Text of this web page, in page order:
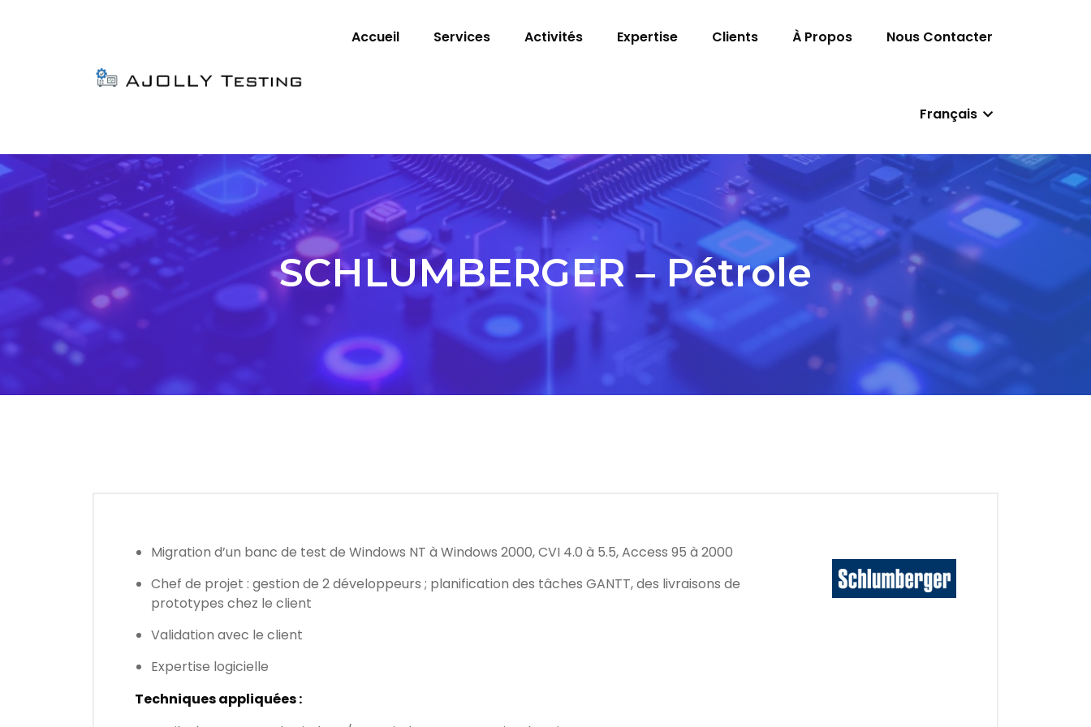
Accueil Services Activités Expertise Clients À Propos Nous Contacter
Français
SCHLUMBERGER – Pétrole
Migration d’un banc de test de Windows NT à Windows 2000, CVI 4.0 à 5.5, Access 95 à 2000
Chef de projet : gestion de 2 développeurs ; planification des tâches GANTT, des livraisons de
prototypes chez le client
Validation avec le client
Expertise logicielle
Techniques appliquées :